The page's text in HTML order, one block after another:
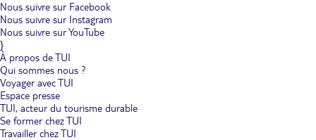
Nous suivre sur Facebook
Nous suivre sur Instagram
Nous suivre sur YouTube
}
À propos de TUI
Qui sommes nous ?
Voyager avec TUI
Espace presse
TUI, acteur du tourisme durable
Se former chez TUI
Travailler chez TUI